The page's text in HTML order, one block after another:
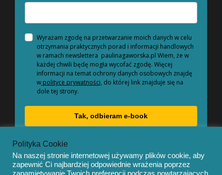
Wyrażam zgodę na przetwarzanie moich danych w celu
otrzymania praktycznych porad i informacji handlowych
w ramach newslettera paulinagaworska.pl Wiem, że w
każdej chwili będę mogła wycofać zgodę. Więcej
informacji na temat ochrony danych osobowych znajdę
w polityce prywatności, do której link znajduje się na
dole tej strony.
Tak, odbieram e-book
Polityka Cookie
Na naszej stronie internetowej używamy plików cookie, aby
zapewnić Ci najbardziej odpowiednie wrażenia poprzez